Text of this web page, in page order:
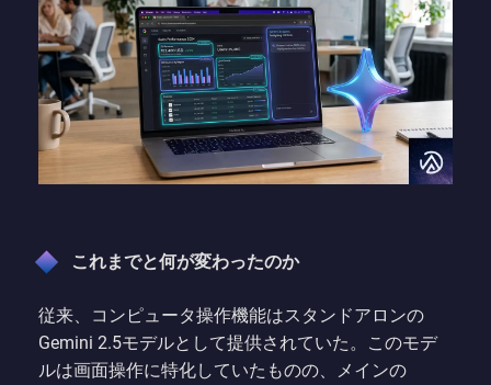
これまでと何が変わったのか
従来、コンピュータ操作機能はスタンドアロンの
Gemini 2.5モデルとして提供されていた。このモデ
ルは画面操作に特化していたものの、メインの